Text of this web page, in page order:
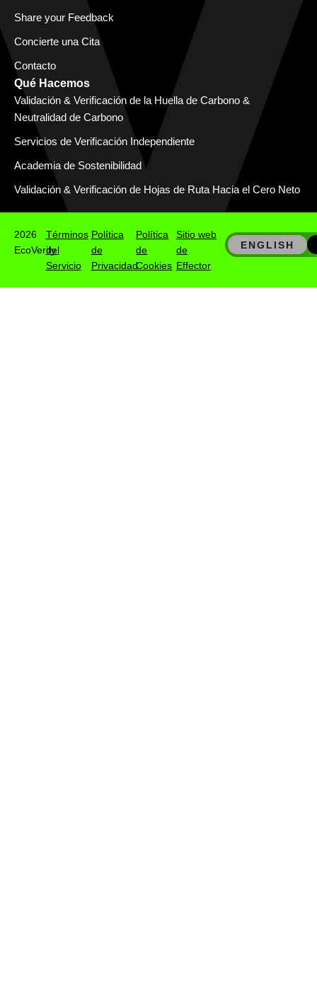
Share your Feedback
Concierte una Cita
Contacto
Qué Hacemos
Validación & Verificación de la Huella de Carbono &
Neutralidad de Carbono
Servicios de Verificación Independiente
Academia de Sostenibilidad
Validación & Verificación de Hojas de Ruta Hacia el Cero Neto
2026
EcoVerify
Términos
del
Servicio
Política
de
Privacidad
Política
de
Cookies
Sitio web
de
Effector
ENGLISH